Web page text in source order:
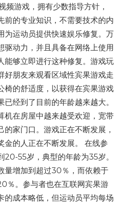
游戏，拥有少数指导方针，
前的专业知识，不需要技术的内
为运动员提供快速娱乐修复。万
驱动力，并且具备在网络上使用
能够立即进行这种修复。游戏玩
好朋友来观看区域性宾果游戏走
椅的舒适度，以获得在宾果游戏
经到了目前的年龄越来越大。
机在房屋中越来越受欢迎，宽带
家门口。游戏正在不断发展，
金的人正在不断发展。 在线参
20-55岁，典型的年龄为35岁。
量增加到超过30％，而依赖于
％。参与者也在互联网宾果游
的成本略低，但运动员平均每场